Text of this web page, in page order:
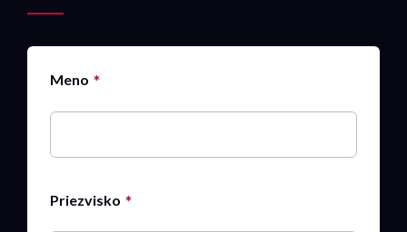
Meno
Priezvisko